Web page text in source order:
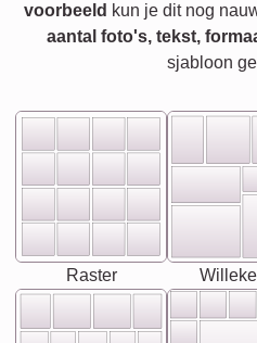
voorbeeld kun je dit nog
aantal foto's, tekst,
sjabloon
Raster